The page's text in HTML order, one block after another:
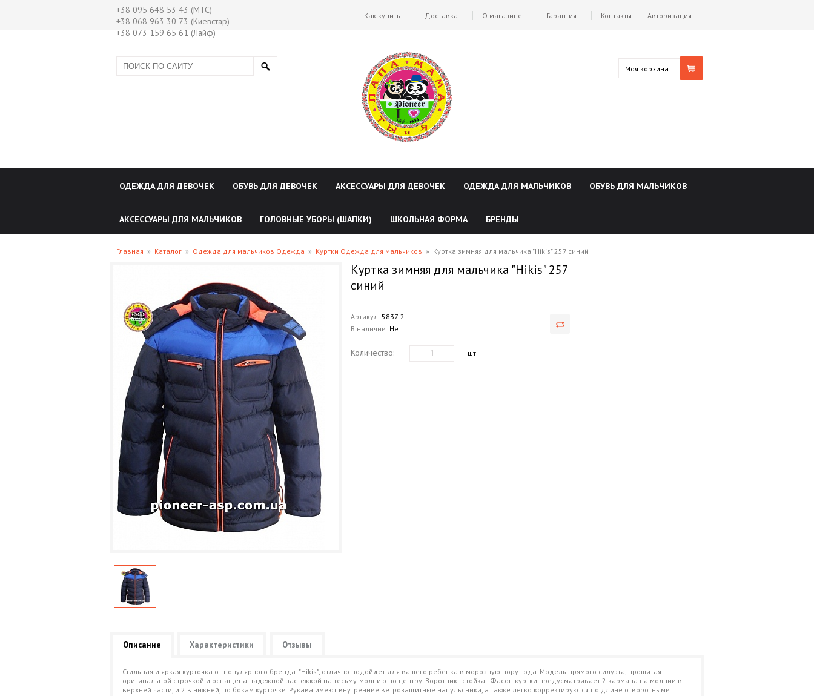
+38 095 648 53 43 (МТС)
+38 068 963 30 73 (Киевстар)
+38 073 159 65 61 (Лайф)
Авторизация
Как купить Доставка О магазине Гарантия Контакты
Моя корзина
ОДЕЖДА ДЛЯ ДЕВОЧЕК ОБУВЬ ДЛЯ ДЕВОЧЕК АКСЕССУАРЫ ДЛЯ ДЕВОЧЕК ОДЕЖДА ДЛЯ МАЛЬЧИКОВ ОБУВЬ ДЛЯ МАЛЬЧИКОВ
АКСЕССУАРЫ ДЛЯ МАЛЬЧИКОВ ГОЛОВНЫЕ УБОРЫ (ШАПКИ) ШКОЛЬНАЯ ФОРМА БРЕНДЫ
Главная » Каталог » Одежда для мальчиков Одежда » Куртки Одежда для мальчиков » Куртка зимняя для мальчика "Hikis" 257 синий
Куртка зимняя для мальчика "Hikis" 257
синий
Артикул:5837-2
В наличии: Нет
Количество: шт
Описание Характеристики Отзывы
Стильная и яркая курточка от популярного бренда "Hikis", отлично подойдет для вашего ребенка в морозную пору года. Модель прямого силуэта, прошитая
оригинальной строчкой и оснащена надежной застежкой на тесьму-молнию по центру. Воротник - стойка. Фасон куртки предусматривает 2 кармана на молнии в
верхней части, и 2 в нижней, по бокам курточки. Рукава имеют внутренние ветрозащитные напульсники, а также легко корректируются по длине отворотными